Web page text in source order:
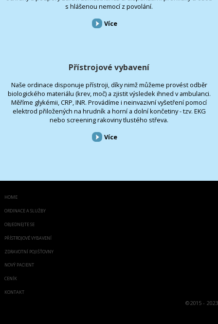
s hlášenou nemocí z povolání.
Více
Přístrojové vybavení
Naše ordinace disponuje přístroji, díky nimž můžeme provést odběr
biologického materiálu (krev, moč) a zjistit výsledek ihned v ambulanci.
Měříme glykémii, CRP, INR. Provádíme i neinvazivní vyšetření pomocí
elektrod přiložených na hrudník a horní a dolní končetiny - tzv. EKG
nebo screening rakoviny tlustého střeva.
Více
HOME
ORDINACE A SLUŽBY
OBJEDNEJTE SE
PŘÍSTROJOVÉ VYBAVENÍ
ZDRAVOTNÍ POJIŠŤOVNY
NOVÝ PACIENT
CENÍK
KONTAKT
©2015 - 2023